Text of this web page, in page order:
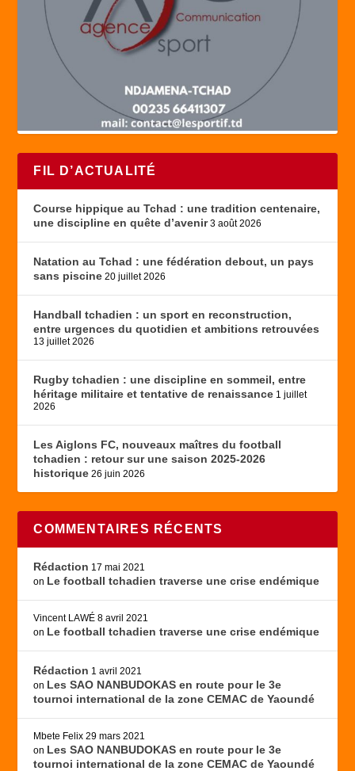
FIL D’ACTUALITÉ
Course hippique au Tchad : une tradition centenaire,
une discipline en quête d’avenir 3 août 2026
Natation au Tchad : une fédération debout, un pays
sans piscine 20 juillet 2026
Handball tchadien : un sport en reconstruction,
entre urgences du quotidien et ambitions retrouvées
13 juillet 2026
Rugby tchadien : une discipline en sommeil, entre
héritage militaire et tentative de renaissance 1 juillet
2026
Les Aiglons FC, nouveaux maîtres du football
tchadien : retour sur une saison 2025-2026
historique 26 juin 2026
COMMENTAIRES RÉCENTS
Rédaction 17 mai 2021
on Le football tchadien traverse une crise endémique
Vincent LAWÉ 8 avril 2021
on Le football tchadien traverse une crise endémique
Rédaction 1 avril 2021
on Les SAO NANBUDOKAS en route pour le 3e
tournoi international de la zone CEMAC de Yaoundé
Mbete Felix 29 mars 2021
on Les SAO NANBUDOKAS en route pour le 3e
tournoi international de la zone CEMAC de Yaoundé